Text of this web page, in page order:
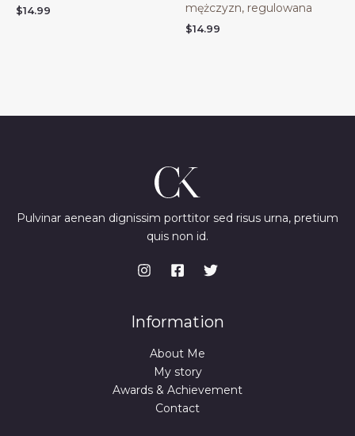
$14.99
mężczyzn, regulowana
$14.99
Pulvinar aenean dignissim porttitor sed risus urna, pretium
quis non id.
Information
About Me
My story
Awards & Achievement
Contact